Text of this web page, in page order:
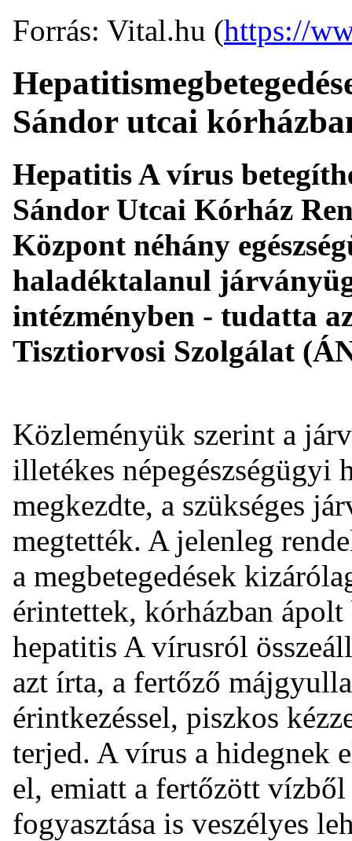
Forrás: Vital.hu (https://
Sándor utcai
Hepatitis A vírus
Sándor Utcai Kórház
Központ néhány
haladéktalanul
intézményben - tudatta
Tisztiorvosi Szolgálat
Közleményük szerint a
illetékes népegészségügyi
megkezdte, a szükséges
megtették. A jelenleg
a megbetegedések
érintettek, kórházban
hepatitis A vírusról
azt írta, a fertőző
érintkezéssel, piszkos
terjed. A vírus a hidegnek
el, emiatt a fertőzött
fogyasztása is veszélyes